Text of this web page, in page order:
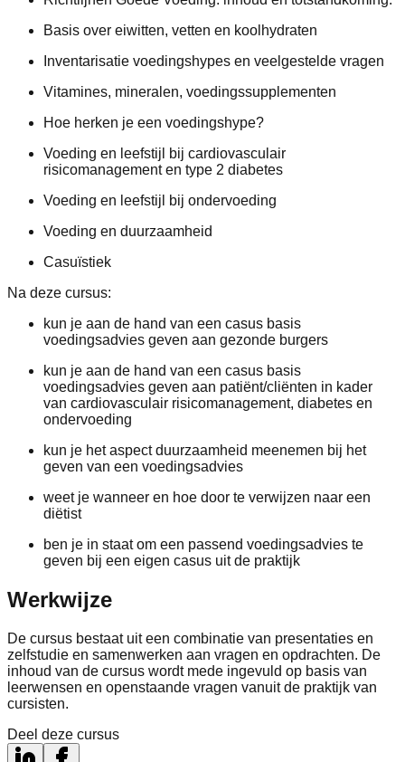
Basis over eiwitten, vetten en koolhydraten
Inventarisatie voedingshypes en veelgestelde vragen
Vitamines, mineralen, voedingssupplementen
Hoe herken je een voedingshype?
Voeding en leefstijl bij cardiovasculair
risicomanagement en type 2 diabetes
Voeding en leefstijl bij ondervoeding
Voeding en duurzaamheid
Casuïstiek
Na deze cursus:
kun je aan de hand van een casus basis
voedingsadvies geven aan gezonde burgers
kun je aan de hand van een casus basis
voedingsadvies geven aan patiënt/cliënten in kader
van cardiovasculair risicomanagement, diabetes en
ondervoeding
kun je het aspect duurzaamheid meenemen bij het
geven van een voedingsadvies
weet je wanneer en hoe door te verwijzen naar een
diëtist
ben je in staat om een passend voedingsadvies te
geven bij een eigen casus uit de praktijk
Werkwijze
De cursus bestaat uit een combinatie van presentaties en
zelfstudie en samenwerken aan vragen en opdrachten. De
inhoud van de cursus wordt mede ingevuld op basis van
leerwensen en openstaande vragen vanuit de praktijk van
cursisten.
Deel deze cursus